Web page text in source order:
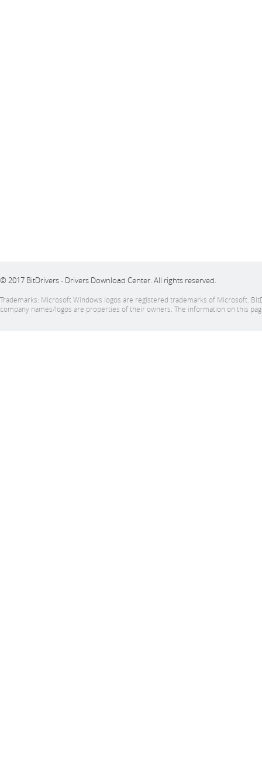
© 2017 BitDrivers - Drivers Download Center. All rights reserved.
Trademarks: Microsoft Windows logos are registered trademarks of Microsoft.
company names/logos are properties of their owners. The information on this